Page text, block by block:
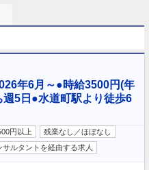
年6月～●時給3500円(年
5日●水道町駅より徒歩6
円以上
残業なし／ほぼなし
サルタントを経由する求人